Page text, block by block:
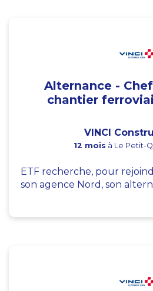
Alternance -
chantier
VINCI
12 mois à Le Petit-
ETF recherche, pour
son agence Nord, son